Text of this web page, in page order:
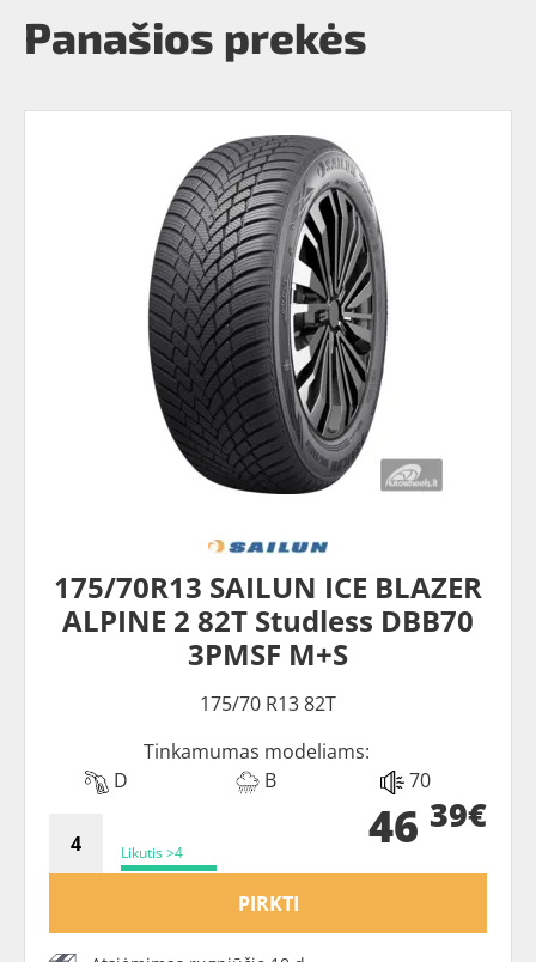
Panašios prekės
175/70R13 SAILUN ICE BLAZER
ALPINE 2 82T Studless DBB70
3PMSF M+S
175/70 R13 82T
Tinkamumas modeliams:
D
B 70
Likutis >4 46 39€
PIRKTI